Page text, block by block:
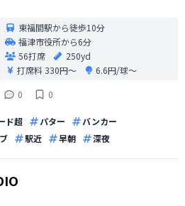
東福間駅から徒歩10分
福津市役所から6分
56打席
250yd
打席料330円〜
6.6円/球〜
0
0
ド超 パター
バンカー
駅近 早朝 深夜